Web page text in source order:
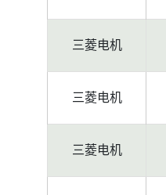
三菱电机
三菱电机
三菱电机